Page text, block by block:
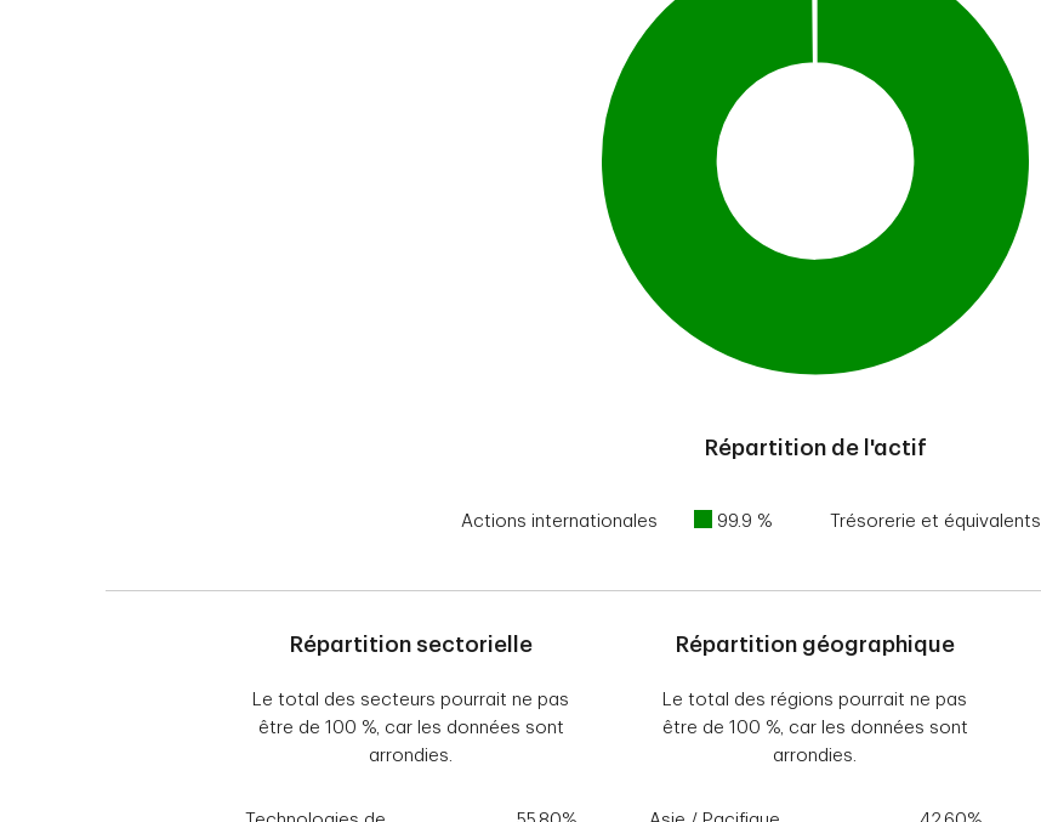
Répartition de l'actif
Actions internationales 99.9 % Trésorerie et équivalents
Répartition sectorielle
Le total des secteurs pourrait ne pas
être de 100 %, car les données sont
arrondies.
Répartition géographique
Le total des régions pourrait ne pas
être de 100 %, car les données sont
arrondies.